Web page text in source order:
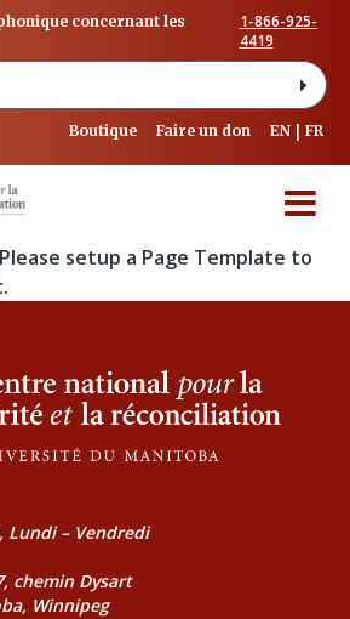
concernant les
1-866-925-
4419
Boutique Faire un don EN FR
setup a Page Template to
Lundi – Vendredi
chemin Dysart
Winnipeg